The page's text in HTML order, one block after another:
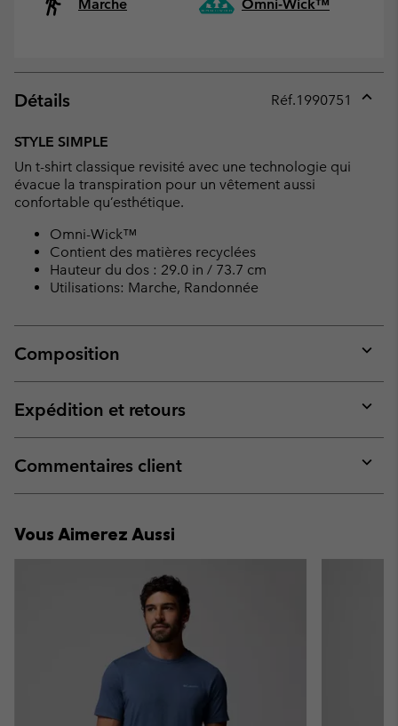
Marche Omni-Wick™
Détails Réf.1990751
STYLE SIMPLE
Un t-shirt classique revisité avec une technologie qui
évacue la transpiration pour un vêtement aussi
confortable qu’esthétique.
Omni-Wick™
Contient des matières recyclées
Hauteur du dos : 29.0 in / 73.7 cm
Utilisations: Marche, Randonnée
Composition
or
Expédition et retours
or
Commentaires client
or
Vous Aimerez Aussi